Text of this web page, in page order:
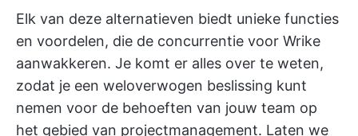
Elk van deze alternatieven biedt unieke functies
en voordelen, die de concurrentie voor Wrike
aanwakkeren. Je komt er alles over te weten,
zodat je een weloverwogen beslissing kunt
nemen voor de behoeften van jouw team op
het gebied van projectmanagement. Laten we